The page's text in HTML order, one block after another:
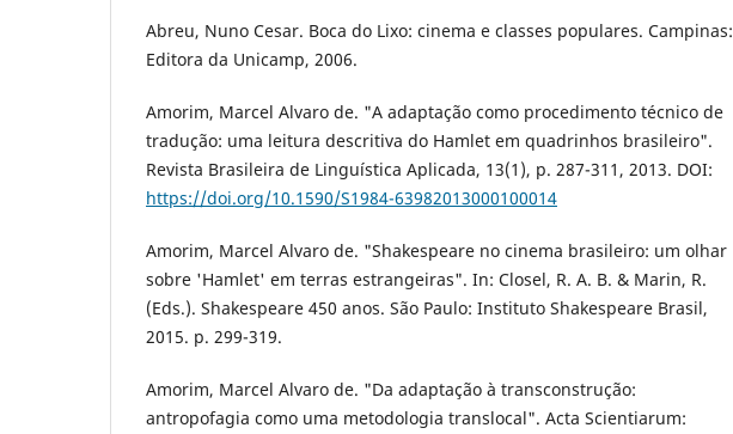
Abreu, Nuno Cesar. Boca do Lixo: cinema e classes populares. Campinas:
Editora da Unicamp, 2006.
Amorim, Marcel Alvaro de. "A adaptação como procedimento técnico de
tradução: uma leitura descritiva do Hamlet em quadrinhos brasileiro".
Revista Brasileira de Linguística Aplicada, 13(1), p. 287-311, 2013. DOI:
https://doi.org/10.1590/S1984-63982013000100014
Amorim, Marcel Alvaro de. "Shakespeare no cinema brasileiro: um olhar
sobre 'Hamlet' em terras estrangeiras". In: Closel, R. A. B. & Marin, R.
(Eds.). Shakespeare 450 anos. São Paulo: Instituto Shakespeare Brasil,
2015. p. 299-319.
Amorim, Marcel Alvaro de. "Da adaptação à transconstrução:
antropofagia como uma metodologia translocal". Acta Scientiarum: